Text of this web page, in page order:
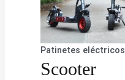
Patinetes eléctricos
Scooter